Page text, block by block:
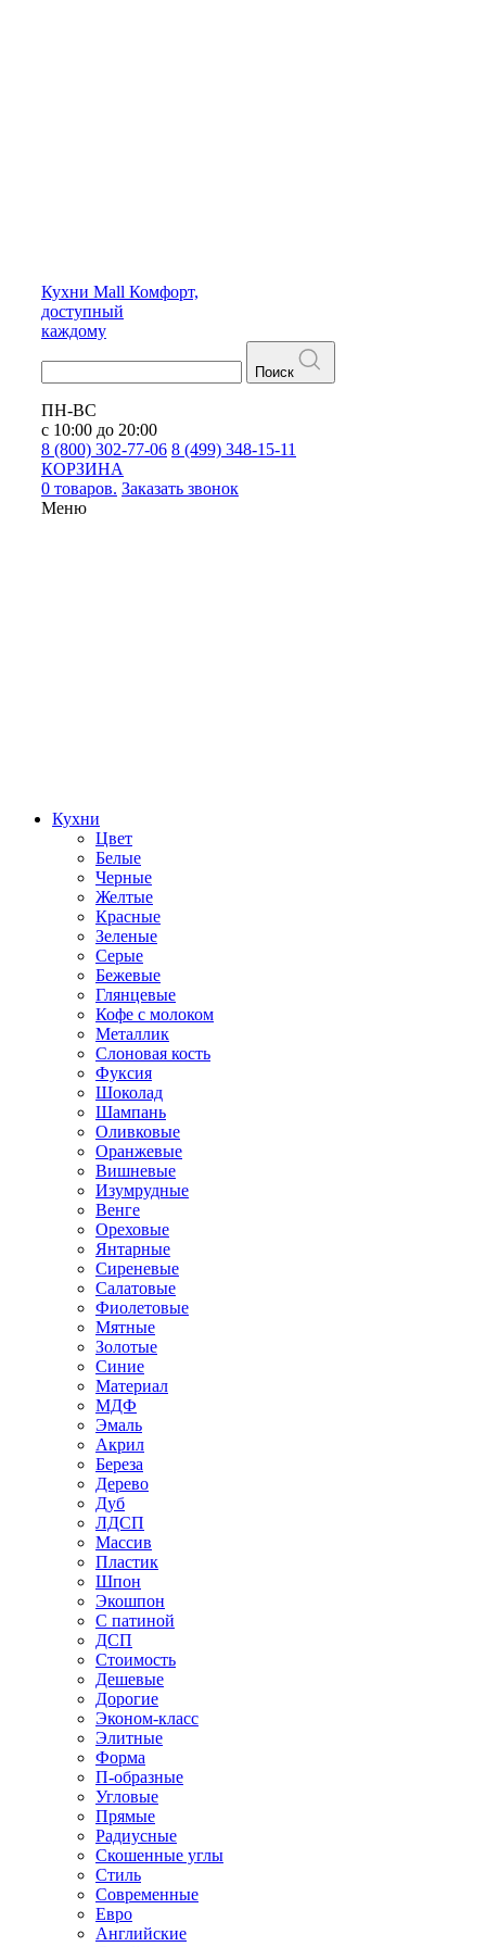
Кухни Mall Комфорт,
доступный
каждому
Поиск
ПН-ВС
с 10:00 до 20:00
8 (800) 302-77-06 8 (499) 348-15-11
КОРЗИНА
0 товаров. Заказать звонок
Меню
Кухни
Цвет
Белые
Черные
Желтые
Красные
Зеленые
Серые
Бежевые
Глянцевые
Кофе с молоком
Металлик
Слоновая кость
Фуксия
Шоколад
Шампань
Оливковые
Оранжевые
Вишневые
Изумрудные
Венге
Ореховые
Янтарные
Сиреневые
Салатовые
Фиолетовые
Мятные
Золотые
Синие
Материал
МДФ
Эмаль
Акрил
Береза
Дерево
Дуб
ЛДСП
Массив
Пластик
Шпон
Экошпон
С патиной
ДСП
Стоимость
Дешевые
Дорогие
Эконом-класс
Элитные
Форма
П-образные
Угловые
Прямые
Радиусные
Скошенные углы
Стиль
Современные
Евро
Английские